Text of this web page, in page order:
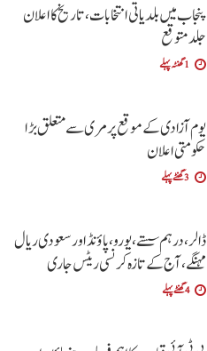
پنجاب میں بلدیاتی انتخابات، تاریخ کا اعلان
جلد متوقع
1 گھنٹہ پہلے
یوم آزادی کے موقع پر مری سے متعلق بڑا
حکومتی اعلان
3 گھنٹے پہلے
ڈالر، درہم سستے، یورو، پاؤنڈ اور سعودی ریال
مہنگے، آج کے تازہ کرنسی ریٹس جاری
4 گھنٹے پہلے